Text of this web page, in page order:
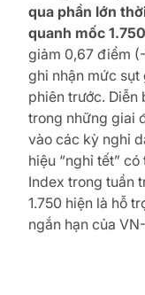
qua phần lớn
quanh mốc
giảm 0,67 điểm
ghi nhận mức sụt
phiên trước. Diễn
trong những giai
vào các kỳ nghỉ
hiệu “nghỉ tết”
Index trong tuần
1.750 hiện là hỗ
ngắn hạn của